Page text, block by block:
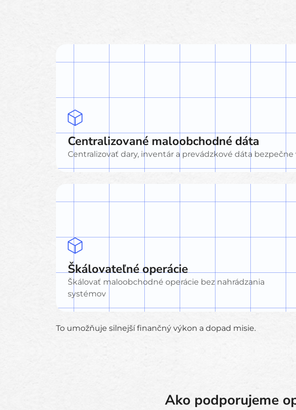
Centralizované maloobchodné dáta
Centralizovať dary, inventár a prevádzkové dáta bezpečne
Škálovateľné operácie
Škálovať maloobchodné operácie bez nahrádzania
systémov
To umožňuje silnejší finančný výkon a dopad misie.
Ako podporujeme